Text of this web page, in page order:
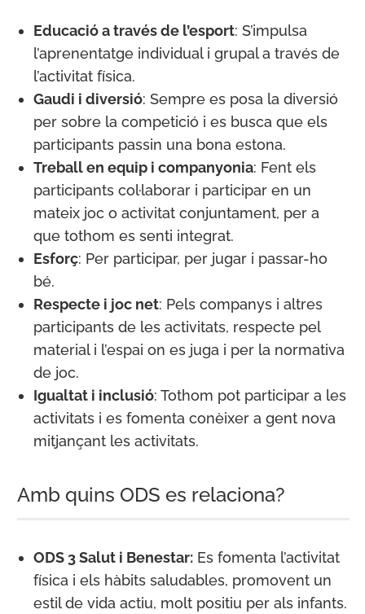
Educació a través de l’esport: S’impulsa
l’aprenentatge individual i grupal a través de
l’activitat física.
Gaudi i diversió: Sempre es posa la diversió
per sobre la competició i es busca que els
participants passin una bona estona.
Treball en equip i companyonia: Fent els
participants col·laborar i participar en un
mateix joc o activitat conjuntament, per a
que tothom es senti integrat.
Esforç: Per participar, per jugar i passar-ho
bé.
Respecte i joc net: Pels companys i altres
participants de les activitats, respecte pel
material i l’espai on es juga i per la normativa
de joc.
Igualtat i inclusió: Tothom pot participar a les
activitats i es fomenta conèixer a gent nova
mitjançant les activitats.
Amb quins ODS es relaciona?
ODS 3 Salut i Benestar:Es fomenta l’activitat
física i els hàbits saludables, promovent un
estil de vida actiu, molt positiu per als infants.